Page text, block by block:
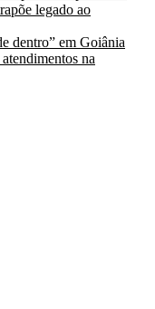
legado ao
dentro” em Goiânia
na